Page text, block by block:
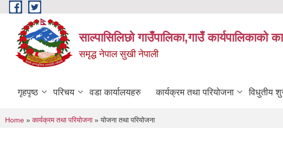
Skip to main content
साल्पासिलिछो गाउँपालिका,गाउँ
समृद्ध नेपाल सुखी नेपाली
गृहपृष्ठ परिचय वडा कार्यालयहरु कार्यक्रम तथा परियोजना विधुतीय
You are here
Home » कार्यक्रम तथा परियोजना» योजना तथा परियोजना